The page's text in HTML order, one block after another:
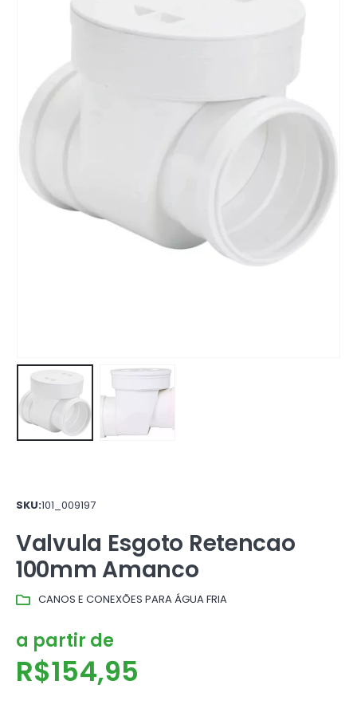
SKU:101_009197
Valvula Esgoto Retencao
100mm Amanco
CANOS E CONEXÕES PARA ÁGUA FRIA
a partir de
R$154,95